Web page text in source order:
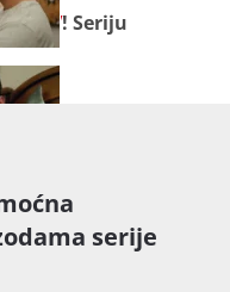
TV! Seriju
serije